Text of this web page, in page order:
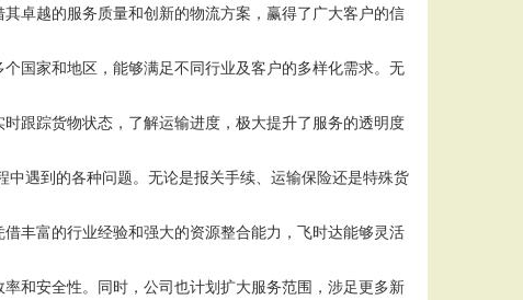
卓越的服务质量和创新的物流方案，赢得了广大客户的信
国家和地区，能够满足不同行业及客户的多样化需求。无
跟踪货物状态，了解运输进度，极大提升了服务的透明度
遇到的各种问题。无论是报关手续、运输保险还是特殊货
丰富的行业经验和强大的资源整合能力，飞时达能够灵活
和安全性。同时，公司也计划扩大服务范围，涉足更多新